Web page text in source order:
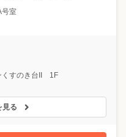
号室
くすのき台II 1F
見る